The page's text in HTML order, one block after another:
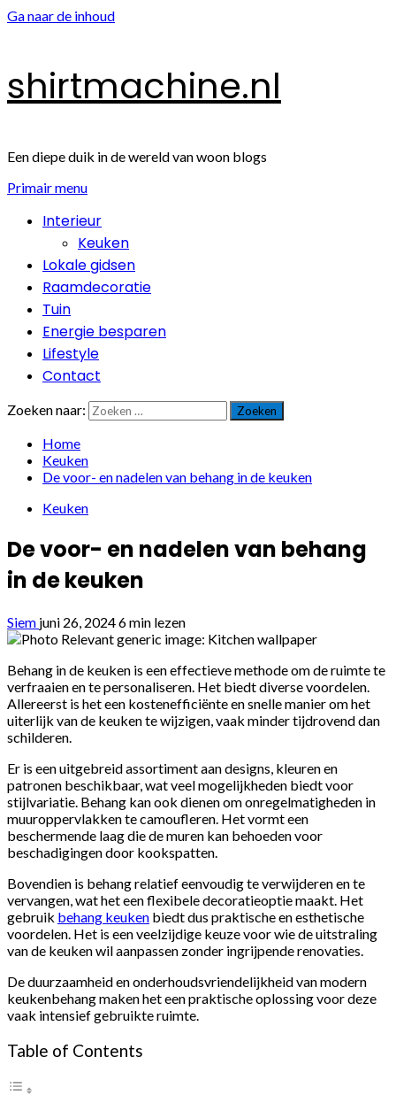
Ga naar de inhoud
shirtmachine.nl
Een diepe duik in de wereld van woon blogs
Primair menu
Interieur
Keuken
Lokale gidsen
Raamdecoratie
Tuin
Energie besparen
Lifestyle
Contact
Zoeken naar:
Home
Keuken
De voor- en nadelen van behang in de keuken
Keuken
De voor- en nadelen van behang
in de keuken
Siem juni 26, 20246 min lezen
Behang in de keuken is een effectieve methode om de ruimte te
verfraaien en te personaliseren. Het biedt diverse voordelen.
Allereerst is het een kostenefficiënte en snelle manier om het
uiterlijk van de keuken te wijzigen, vaak minder tijdrovend dan
schilderen.
Er is een uitgebreid assortiment aan designs, kleuren en
patronen beschikbaar, wat veel mogelijkheden biedt voor
stijlvariatie. Behang kan ook dienen om onregelmatigheden in
muuroppervlakken te camoufleren. Het vormt een
beschermende laag die de muren kan behoeden voor
beschadigingen door kookspatten.
Bovendien is behang relatief eenvoudig te verwijderen en te
vervangen, wat het een flexibele decoratieoptie maakt. Het
gebruik behang keuken biedt dus praktische en esthetische
voordelen. Het is een veelzijdige keuze voor wie de uitstraling
van de keuken wil aanpassen zonder ingrijpende renovaties.
De duurzaamheid en onderhoudsvriendelijkheid van modern
keukenbehang maken het een praktische oplossing voor deze
vaak intensief gebruikte ruimte.
Table of Contents